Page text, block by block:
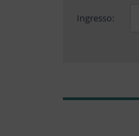
Ingresso: